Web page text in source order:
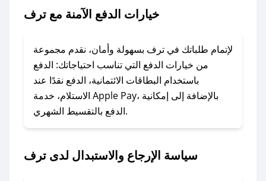
لا تقلق! يمكنك التواصل مع فريق دعم صحصح عبر
وسنقوم بحل المشكلة في أسرع وقت ممكن.
### ماذا أفعل إذا لم أجد كود خصم لمتجري
المفضل؟
في حال عدم توفر كوبونات لمتجرك المفضل، يمكنك
مراسلتنا مباشرة وسنعمل على توفير الكوبونات في
خيارات الدفع الآمنة مع ترف
لإتمام طلباتك في ترف بسهولة وأمان، نقدم مجموعة
من خيارات الدفع التي تناسب احتياجاتك: الدفع
باستخدام البطاقات الائتمانية، الدفع نقدًا عند
الاستلام، خدمة Apple Pay، بالإضافة إلى إمكانية
الدفع بالتقسيط الشهري.
سياسة الإرجاع والاستبدال لدى ترف